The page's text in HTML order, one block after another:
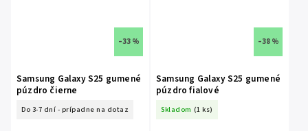
–33 %
Samsung Galaxy S25 gumené
púzdro čierne
Do 3-7 dní - prípadne na dotaz
–38 %
Samsung Galaxy S25 gumené
púzdro fialové
Skladom (1 ks)